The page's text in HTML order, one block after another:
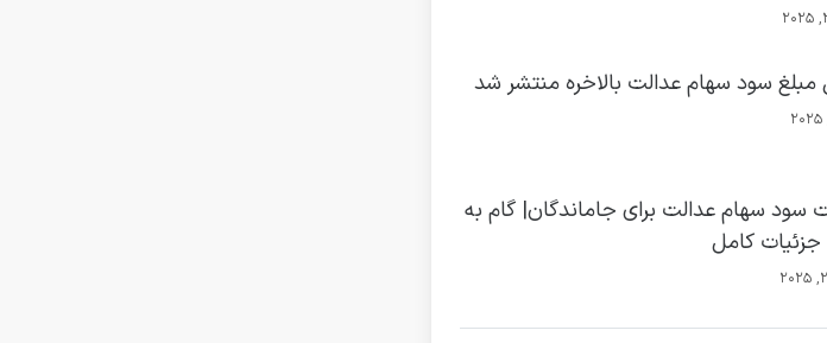
سود سهام عدالت بالاخره منتشر شد
سود سهام عدالت برای جاماندگان| گام به
جزئیات کامل